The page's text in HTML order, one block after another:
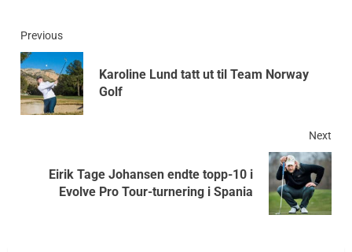
Previous
Karoline Lund tatt ut til Team Norway
Golf
Next
Eirik Tage Johansen endte topp-10 i
Evolve Pro Tour-turnering i Spania